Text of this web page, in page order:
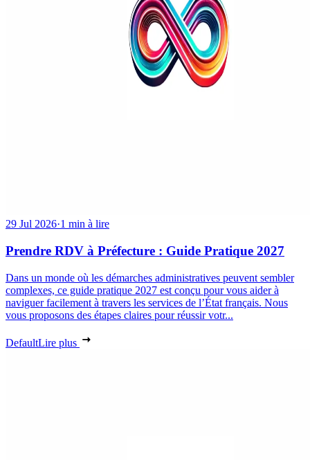
29 Jul 2026·1 min à lire
Prendre RDV à Préfecture : Guide Pratique 2027
Dans un monde où les démarches administratives peuvent sembler
complexes, ce guide pratique 2027 est conçu pour vous aider à
naviguer facilement à travers les services de l’État français. Nous
vous proposons des étapes claires pour réussir votr...
DefaultLire plus